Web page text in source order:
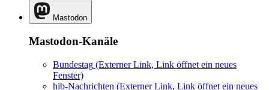
Mastodon
Mastodon-Kanäle
Bundestag (Externer Link, Link öffnet ein neues
Fenster)
hib-Nachrichten (Externer Link, Link öffnet ein neues